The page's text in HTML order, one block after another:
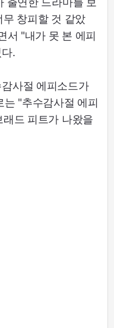
창피할 것 같았
서 "내가 못 본 에피
.
사절 에피소드가
는 "추수감사절 에피
드 피트가 나왔을